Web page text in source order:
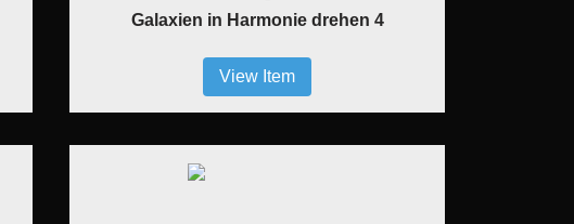
Galaxien in Harmonie drehen 4
View Item